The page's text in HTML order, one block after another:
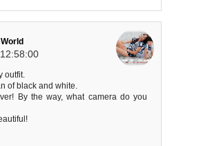
outfit.
of black and white.
By the way, what camera do you